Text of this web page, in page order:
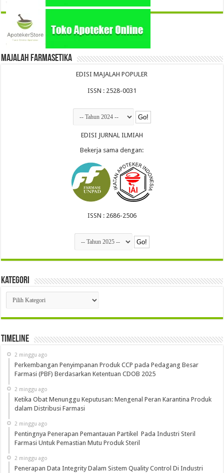
Majalah Farmasetika
EDISI MAJALAH POPULER
ISSN : 2528-0031
EDISI JURNAL ILMIAH
Bekerja sama dengan:
ISSN : 2686-2506
Kategori
Kategori
Timeline
2 minggu ago
Perkembangan Penyimpanan Produk CCP pada Pedagang Besar
Farmasi (PBF) Berdasarkan Ketentuan CDOB 2025
2 minggu ago
Ketika Obat Menunggu Keputusan: Mengenal Peran Karantina Produk
dalam Distribusi Farmasi
2 minggu ago
Pentingnya Penerapan Pemantauan Partikel Pada Industri Steril
Farmasi Untuk Pemastian Mutu Produk Steril
2 minggu ago
Penerapan Data Integrity Dalam Sistem Quality Control Di Industri